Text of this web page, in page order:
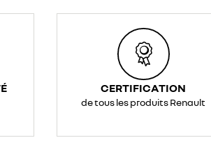
CERTIFICATION
de tous les produits Renault